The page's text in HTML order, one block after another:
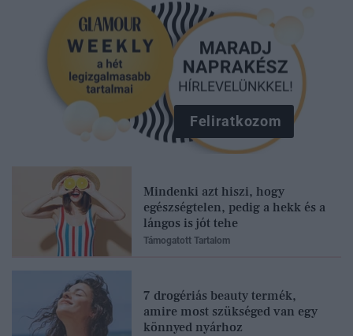
Feliratkozom
Mindenki azt hiszi, hogy
egészségtelen, pedig a hekk és a
lángos is jót tehe
Támogatott Tartalom
7 drogériás beauty termék,
amire most szükséged van egy
könnyed nyárhoz